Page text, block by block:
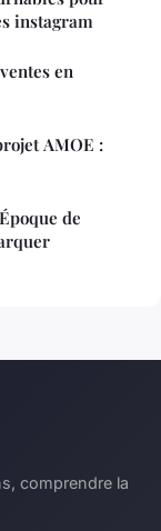
instagram
en
AMOE :
de
comprendre la